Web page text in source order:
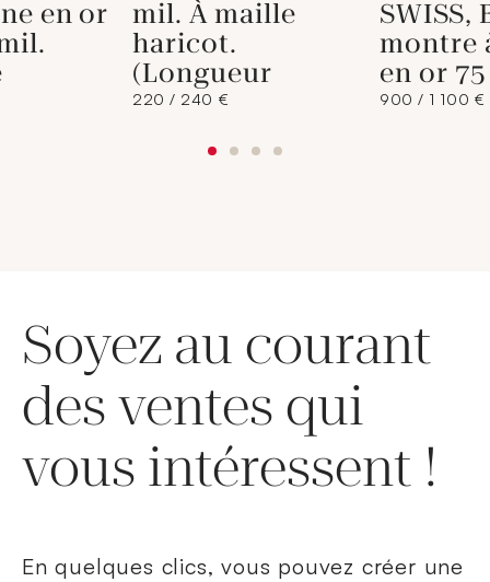
en or
mil. À maille
haricot.
(Longueur
220 / 240 €
SWISS,
montre
en or 75
900 / 1 100 €
Soyez au courant
des ventes qui
vous intéressent !
En quelques clics, vous pouvez créer une